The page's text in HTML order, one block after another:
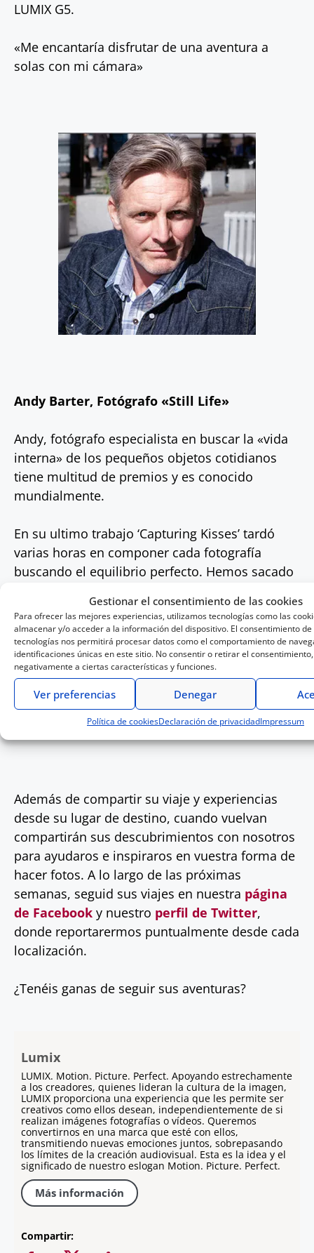
Gestionar el consentimiento de las cookies
Para ofrecer las mejores experiencias, utilizamos tecnologías como las
almacenar y/o acceder a la información del dispositivo. El consentimiento de
tecnologías nos permitirá procesar datos como el comportamiento de
identificaciones únicas en este sitio. No consentir o retirar el
negativamente a ciertas características y funciones.
Denegar
Ver preferencias
Política de cookiesDeclaración de privacidadImpressum
LUMIX G5.
«Me encantaría disfrutar de una aventura a
solas con mi cámara»
Andy Barter, Fotógrafo «Still Life»
Andy, fotógrafo especialista en buscar la «vida
interna» de los pequeños objetos cotidianos
tiene multitud de premios y es conocido
mundialmente.
En su ultimo trabajo ‘Capturing Kisses’ tardó
varias horas en componer cada fotografía
buscando el equilibrio perfecto. Hemos sacado
centro de Estambul.
Sigue su viaje para ver como se desenvuelve
con la LUMIX G5 en un entorno tan diferente.
«Tengo ganas de tener que trabajar rápido y
siguiendo mis instintos. «
Además de compartir su viaje y experiencias
desde su lugar de destino, cuando vuelvan
compartirán sus descubrimientos con nosotros
para ayudaros e inspiraros en vuestra forma de
hacer fotos. A lo largo de las próximas
semanas, seguid sus viajes en nuestra página
de Facebook y nuestro perfil de Twitter,
donde reportarermos puntualmente desde cada
localización.
¿Tenéis ganas de seguir sus aventuras?
Lumix
LUMIX. Motion. Picture. Perfect. Apoyando estrechamente
a los creadores, quienes lideran la cultura de la imagen,
LUMIX proporciona una experiencia que les permite ser
creativos como ellos desean, independientemente de si
realizan imágenes fotografías o vídeos. Queremos
convertirnos en una marca que esté con ellos,
transmitiendo nuevas emociones juntos, sobrepasando
los límites de la creación audiovisual. Esta es la idea y el
significado de nuestro eslogan Motion. Picture. Perfect.
Más información
Compartir: